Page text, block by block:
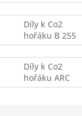
Díly k Co2
hořáku B 255
Díly k Co2
hořáku ARC
M22